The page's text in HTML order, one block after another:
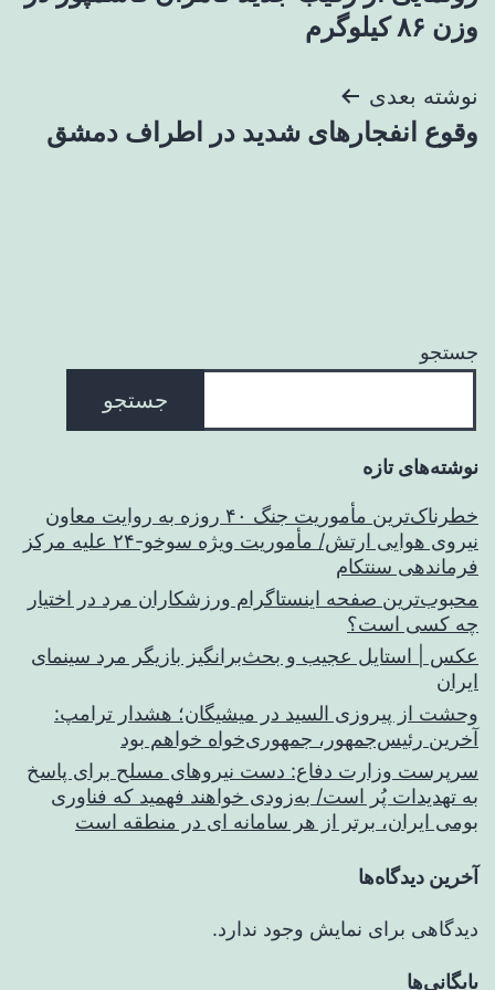
نوشته
وزن ۸۶ کیلوگرم
نوشته بعدی
وقوع انفجارهای شدید در اطراف دمشق
جستجو
جستجو
نوشته‌های تازه
خطرناک‌ترین مأموریت جنگ ۴۰ روزه به روایت معاون
نیروی هوایی ارتش/ مأموریت ویژه سوخو-۲۴ علیه مرکز
فرماندهی سنتکام
محبوب‌ترین صفحه اینستاگرام ورزشکاران مرد در اختیار
چه کسی است؟
عکس | استایل عجیب و بحث‌برانگیز بازیگر مرد سینمای
ایران
وحشت از پیروزی السید در میشیگان؛ هشدار ترامپ:
آخرین رئیس‌جمهور، جمهوری‌خواه خواهم بود
سرپرست وزارت دفاع: دست نیروهای مسلح برای پاسخ
به تهدیدات پُر است/ به‌زودی خواهند فهمید که فناوری
بومی ایران، برتر از هر سامانه ای در منطقه است
آخرین دیدگاه‌ها
دیدگاهی برای نمایش وجود ندارد.
بایگانی‌ها